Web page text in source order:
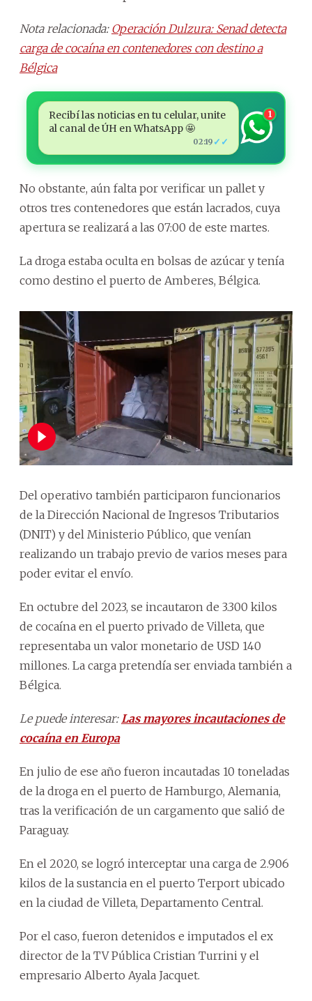
Nota relacionada: Operación Dulzura: Senad detecta
carga de cocaína en contenedores con destino a
Bélgica
Recibí las noticias en tu celular, unite
al canal de ÚH en WhatsApp 🤩
02:19 ✓✓
1
No obstante, aún falta por verificar un pallet y
otros tres contenedores que están lacrados, cuya
apertura se realizará a las 07:00 de este martes.
La droga estaba oculta en bolsas de azúcar y tenía
como destino el puerto de Amberes, Bélgica.
Del operativo también participaron funcionarios
de la Dirección Nacional de Ingresos Tributarios
(DNIT) y del Ministerio Público, que venían
realizando un trabajo previo de varios meses para
poder evitar el envío.
En octubre del 2023, se incautaron de 3.300 kilos
de cocaína en el puerto privado de Villeta, que
representaba un valor monetario de USD 140
millones. La carga pretendía ser enviada también a
Bélgica.
Le puede interesar:Las mayores incautaciones de
cocaína en Europa
En julio de ese año fueron incautadas 10 toneladas
de la droga en el puerto de Hamburgo, Alemania,
tras la verificación de un cargamento que salió de
Paraguay.
En el 2020, se logró interceptar una carga de 2.906
kilos de la sustancia en el puerto Terport ubicado
en la ciudad de Villeta, Departamento Central.
Por el caso, fueron detenidos e imputados el ex
director de la TV Pública Cristian Turrini y el
empresario Alberto Ayala Jacquet.